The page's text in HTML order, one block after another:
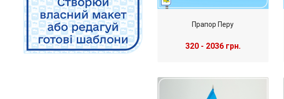
Прапор Перу
320 - 2036 грн.